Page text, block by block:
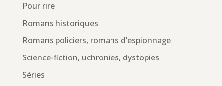
Pour rire
Romans historiques
Romans policiers, romans d’espionnage
Science-fiction, uchronies, dystopies
Séries